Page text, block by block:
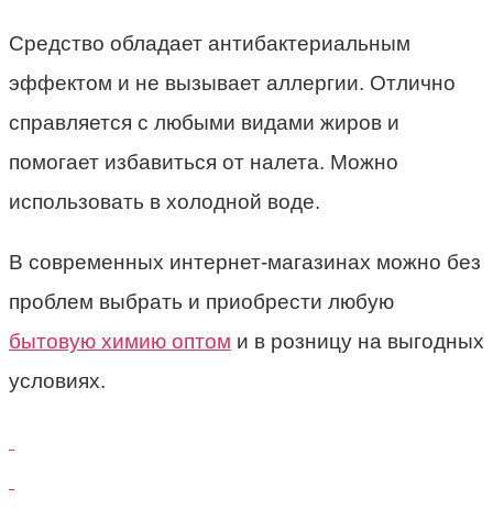
Средство обладает антибактериальным
эффектом и не вызывает аллергии. Отлично
справляется с любыми видами жиров и
помогает избавиться от налета. Можно
использовать в холодной воде.
В современных интернет-магазинах можно без
проблем выбрать и приобрести любую
бытовую химию оптом и в розницу на выгодных
условиях.